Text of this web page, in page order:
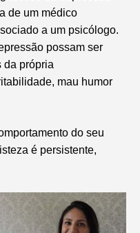
de um médico
a um psicólogo.
possam ser
da própria
mau humor
do seu
é persistente,